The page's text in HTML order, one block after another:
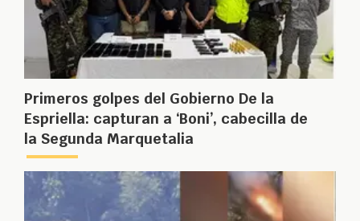
Primeros golpes del Gobierno De la
Espriella: capturan a ‘Boni’, cabecilla de
la Segunda Marquetalia